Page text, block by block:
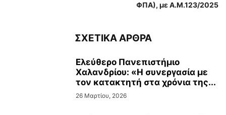
ΦΠΑ), με Α.Μ.123/2025
ΣΧΕΤΙΚΑ ΑΡΘΡΑ
Ελεύθερο Πανεπιστήμιο
Χαλανδρίου: «Η συνεργασία με
τον κατακτητή στα χρόνια της...
26 Μαρτίου, 2026